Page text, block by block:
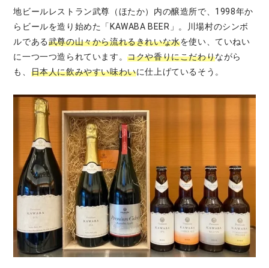
地ビールレストラン武尊（ほたか）内の醸造所で、1998年か
らビールを造り始めた「KAWABA BEER」。川場村のシンボ
ルである武尊の山々から流れるきれいな水を使い、ていねい
に一つ一つ造られています。コクや香りにこだわりながら
も、 日本人に飲みやすい味わいに仕上げているそう。